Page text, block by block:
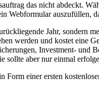
das nicht abdeckt.
Webformular auszufüllen,
Jahr, sondern
werden und kostet eine
Investment- und
sollte aber nur einmal
einer ersten